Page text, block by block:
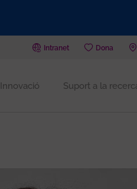
Intranet Dona
Innovació Suport a la